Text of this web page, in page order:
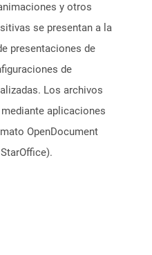
y otros
se presentan a la
presentaciones de
de
Los archivos
aplicaciones
OpenDocument